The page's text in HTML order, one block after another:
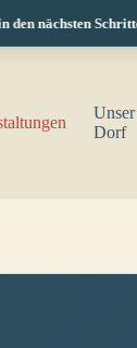
nächsten Schritten.
Unser
Dorf